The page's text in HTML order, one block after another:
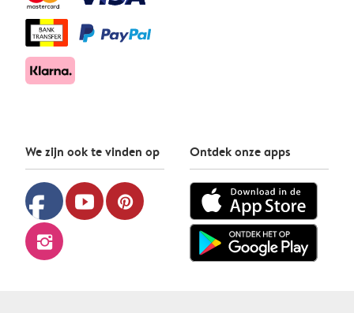
We zijn ook te vinden op
facebook youtube pinterest
instagram
Ontdek onze apps